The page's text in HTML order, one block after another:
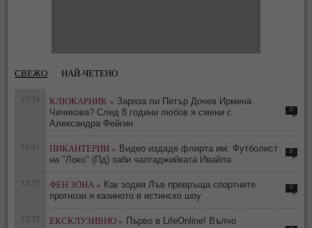
СВЕЖО НАЙ-ЧЕТЕНО
17:24 КЛЮКАРНИК » Заряза ли Петър Дочев Ирмена
Чичикова? След 8 години любов я смени с
Александра Фейгин
0
16:41 ПИКАНТЕРИИ » Видео издаде флирта им: Футболист
на "Локо" (Пд) заби чалгаджийката Ивайла
0
15:57 ФЕН ЗОНА » Как зодия Лъв превръща спортните
прогнози и казиното в истинско шоу
0
12:32 ЕКСКЛУЗИВНО » Първо в LifeOnline! Вълчо